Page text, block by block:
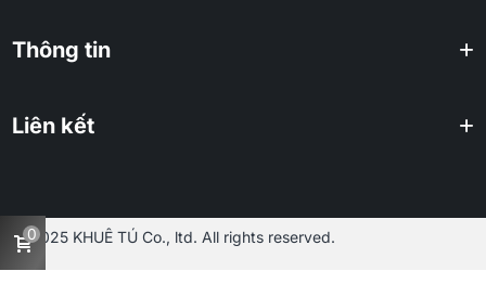
Thông tin
Liên kết
2025 KHUÊ TÚ Co., ltd. All rights reserved.
0